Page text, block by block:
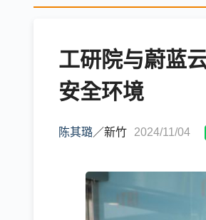
工研院与蔚蓝
安全环境
陈其璐／新竹 2024/11/04